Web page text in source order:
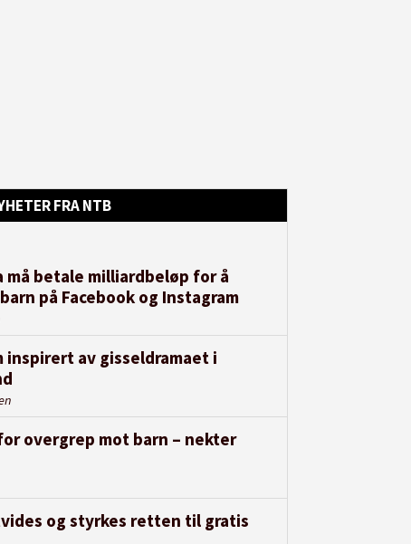
FRA NTB
må betale milliardbeløp for å
på Facebook og Instagram
inspirert av gisseldramaet i
overgrep mot barn – nekter
og styrkes retten til gratis